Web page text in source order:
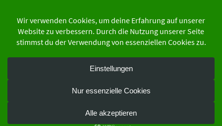
springen
der Schutzgemeinschaft Deutscher Wald
Bundesverband e.V.
20.000 Stunden
20.000 Stunden